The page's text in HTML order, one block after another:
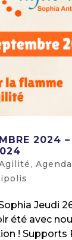
2024
, Agenda
Jeudi
été avec
! Supports